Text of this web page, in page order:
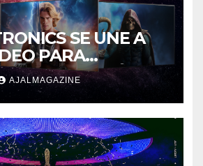
SE UNE A
PARA
EN CASA EL ÉPICO
DE MASTERS OF
AJALMAGAZINE